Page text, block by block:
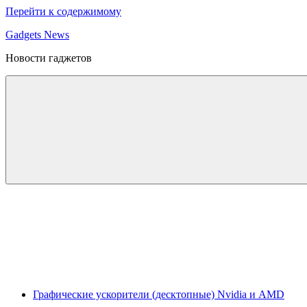
Перейти к содержимому
Gadgets News
Новости гаджетов
Графические ускорители (десктопные) Nvidia и AMD